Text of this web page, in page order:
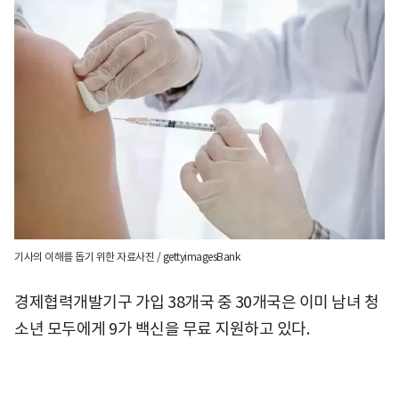
기사의 이해를 돕기 위한 자료사진 / gettyimagesBank
경제협력개발기구 가입 38개국 중 30개국은 이미 남녀 청
소년 모두에게 9가 백신을 무료 지원하고 있다.